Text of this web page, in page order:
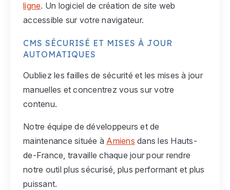
ligne. Un logiciel de création de site web
accessible sur votre navigateur.
CMS SÉCURISÉ ET MISES À JOUR
AUTOMATIQUES
Oubliez les failles de sécurité et les mises à jour
manuelles et concentrez vous sur votre
contenu.
Notre équipe de développeurs et de
maintenance située à Amiens dans les Hauts-
de-France, travaille chaque jour pour rendre
notre outil plus sécurisé, plus performant et plus
puissant.